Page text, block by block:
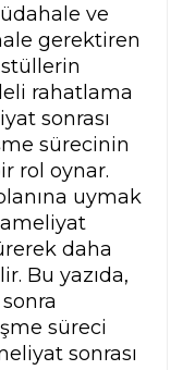
ve
gerektiren
rahatlama
sonrası
sürecinin
rol oynar.
uymak
ameliyat
daha
Bu yazıda,
sonra
süreci
sonrası